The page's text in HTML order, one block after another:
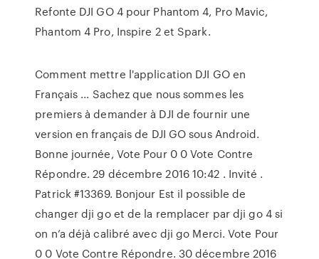
Refonte DJI GO 4 pour Phantom 4, Pro Mavic,
Phantom 4 Pro, Inspire 2 et Spark.
Comment mettre l'application DJI GO en
Français ... Sachez que nous sommes les
premiers à demander à DJI de fournir une
version en français de DJI GO sous Android.
Bonne journée, Vote Pour 0 0 Vote Contre
Répondre. 29 décembre 2016 10:42 . Invité .
Patrick #13369. Bonjour Est il possible de
changer dji go et de la remplacer par dji go 4 si
on n’a déjà calibré avec dji go Merci. Vote Pour
0 0 Vote Contre Répondre. 30 décembre 2016